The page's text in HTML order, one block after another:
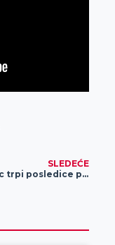
SLEDEĆE
Želudac trpi posledice praznika i preobilne ishrane